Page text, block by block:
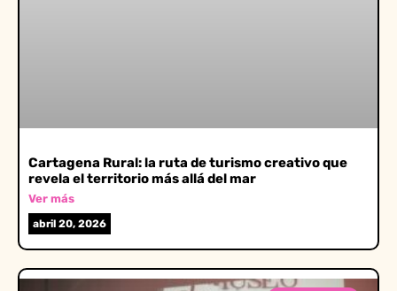
Cartagena Rural: la ruta de turismo creativo que
revela el territorio más allá del mar
Ver más
abril 20, 2026